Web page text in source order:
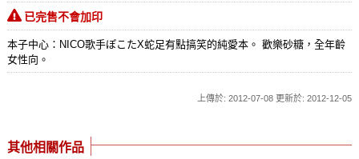
已完售不會加印
本子中心：NICO歌手ぽこたX蛇足有點搞笑的純愛本。 歡樂砂糖，全年齡
女性向。
上傳於: 2012-07-08 更新於: 2012-12-05
其他相關作品